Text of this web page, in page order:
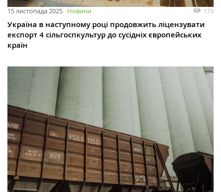
15 листопада 2025 Новини 173
Україна в наступному році продовжить ліцензувати
експорт 4 сільгоспкультур до сусідніх європейських
країн